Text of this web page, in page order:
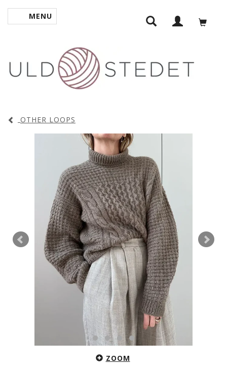
SKIFTE NAVIGATION
MENU
OTHER LOOPS
ZOOM